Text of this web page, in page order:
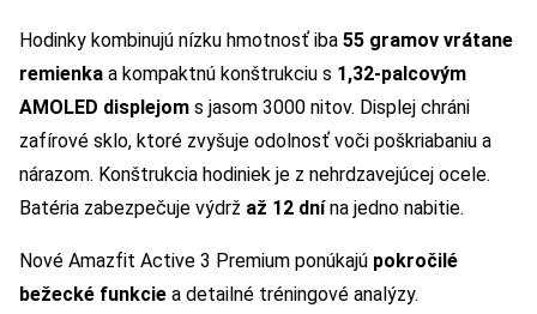
Hodinky kombinujú nízku hmotnosť iba 55 gramov vrátane
remienka a kompaktnú konštrukciu s 1,32-palcovým
AMOLED displejom s jasom 3000 nitov. Displej chráni
zafírové sklo, ktoré zvyšuje odolnosť voči poškriabaniu a
nárazom. Konštrukcia hodiniek je z nehrdzavejúcej ocele.
Batéria zabezpečuje výdrž až 12 dnína jedno nabitie.
Nové Amazfit Active 3 Premium ponúkajú pokročilé
bežecké funkcie a detailné tréningové analýzy.